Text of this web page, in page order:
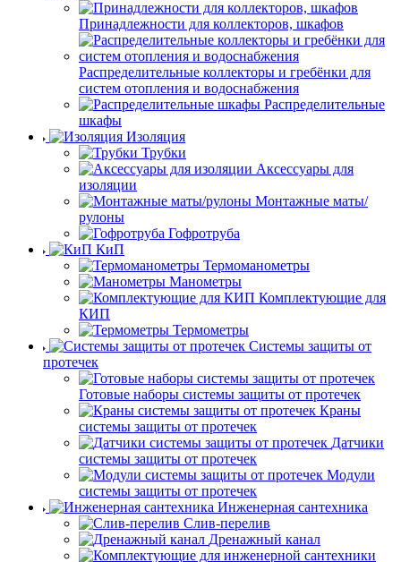
Принадлежности для коллекторов, шкафов
Распределительные коллекторы и гребёнки для
систем отопления и водоснабжения
Распределительные
шкафы
Изоляция
Трубки
Аксессуары для
изоляции
Монтажные маты/
рулоны
Гофротруба
КиП
Термоманометры
Манометры
Комплектующие для
КИП
Термометры
Системы защиты от
протечек
Готовые наборы системы защиты от протечек
Краны
системы защиты от протечек
Датчики
системы защиты от протечек
Модули
системы защиты от протечек
Инженерная сантехника
Слив-перелив
Дренажный канал